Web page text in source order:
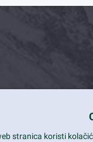
stranica koristi